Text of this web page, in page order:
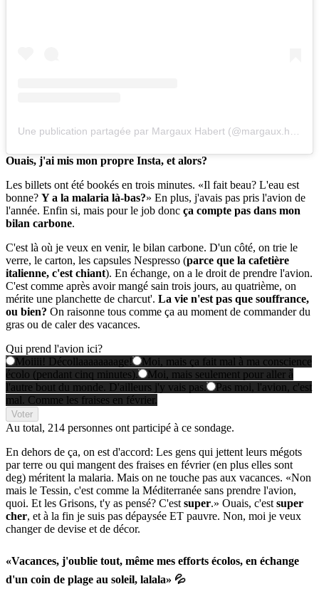
Une publication partagée par Margaux Habert (@margaux.habert)
Ouais, j'ai mis mon propre Insta, et alors?
Les billets ont été bookés en trois minutes. «Il fait beau? L'eau est
bonne? Y a la malaria là-bas?» En plus, j'avais pas pris l'avion de
l'année. Enfin si, mais pour le job donc ça compte pas dans mon
bilan carbone.
C'est là où je veux en venir, le bilan carbone. D'un côté, on trie le
verre, le carton, les capsules Nespresso (parce que la cafetière
italienne, c'est chiant). En échange, on a le droit de prendre l'avion.
C'est comme après avoir mangé sain trois jours, au quatrième, on
mérite une planchette de charcut'. La vie n'est pas que souffrance,
ou bien? On raisonne tous comme ça au moment de commander du
gras ou de caler des vacances.
Qui prend l'avion ici?
Moiiii! Décollaaaaaaaage!
Moi, mais ça fait mal à ma conscience
écolo (pendant cinq minutes).
Moi, mais seulement pour aller à
l'autre bout du monde. D'ailleurs j'y vais pas.
Pas moi, l'avion, c'est
mal. Comme les fraises en février.
Voter
Au total, 214 personnes ont participé à ce sondage.
En dehors de ça, on est d'accord: Les gens qui jettent leurs mégots
par terre ou qui mangent des fraises en février (en plus elles sont
deg) méritent la malaria. Mais on ne touche pas aux vacances. «Non
mais le Tessin, c'est comme la Méditerranée sans prendre l'avion,
quoi. Et les Grisons, t'y as pensé? C'est super.» Ouais, c'est super
cher, et à la fin je suis pas dépaysée ET pauvre. Non, moi je veux
changer de devise et de décor.
«Vacances, j'oublie tout, même mes efforts écolos, en échange
d'un coin de plage au soleil, lalala» 💦